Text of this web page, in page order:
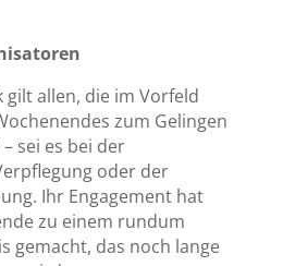
gilt allen, die im Vorfeld
zum Gelingen
sei es bei der
oder der
Ihr Engagement hat
zu einem rundum
gemacht, das noch lange